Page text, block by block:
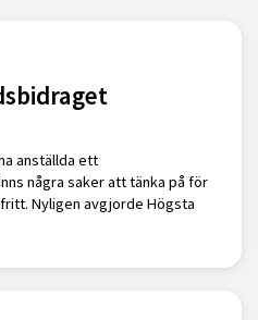
anställda ett
några saker att tänka på för
Nyligen avgjorde Högsta